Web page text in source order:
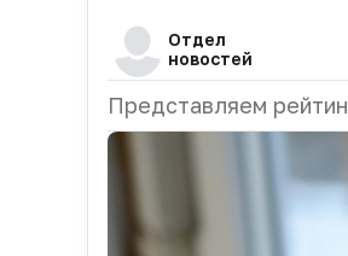
Отдел
новостей
Представляем